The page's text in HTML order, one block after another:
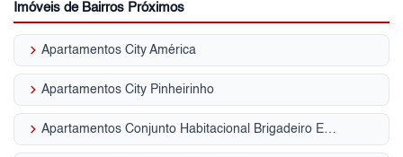
Imóveis de Bairros Próximos
keyboard_arrow_right Apartamentos City América
keyboard_arrow_right Apartamentos City Pinheirinho
keyboard_arrow_right Apartamentos Conjunto Habitacional Brigadeiro Eduardo Gomes